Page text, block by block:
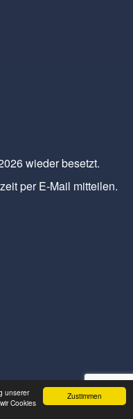
Zustimmen
unserer
Cookies
wieder besetzt.
per E-Mail mitteilen.